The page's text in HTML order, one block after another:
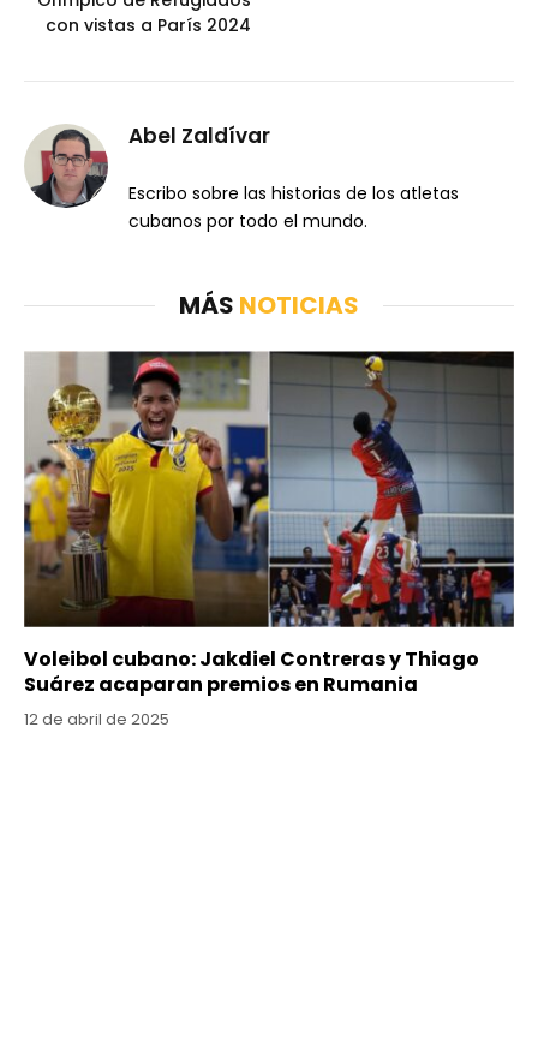
con vistas a París 2024
Abel Zaldívar
Escribo sobre las historias de los atletas
cubanos por todo el mundo.
MÁS NOTICIAS
Voleibol cubano: Jakdiel Contreras y Thiago
Suárez acaparan premios en Rumania
12 de abril de 2025